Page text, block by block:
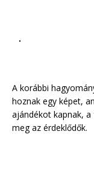
A korábbi
hoznak egy képet,
ajándékot kapnak,
meg az érdeklődők.